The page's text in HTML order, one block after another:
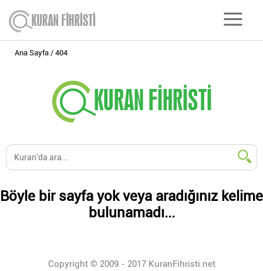
Ana Sayfa 404
Böyle bir sayfa yok veya aradığınız kelime
bulunamadı...
Copyright © 2009 - 2017 KuranFihristi.net